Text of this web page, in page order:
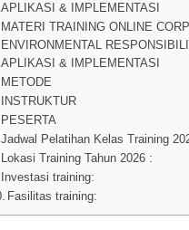
APLIKASI & IMPLEMENTASI
MATERI TRAINING ONLINE
ENVIRONMENTAL
APLIKASI & IMPLEMENTASI
METODE
INSTRUKTUR
PESERTA
Jadwal Pelatihan Kelas Training
Lokasi Training Tahun 2026 :
Investasi training:
Fasilitas training: